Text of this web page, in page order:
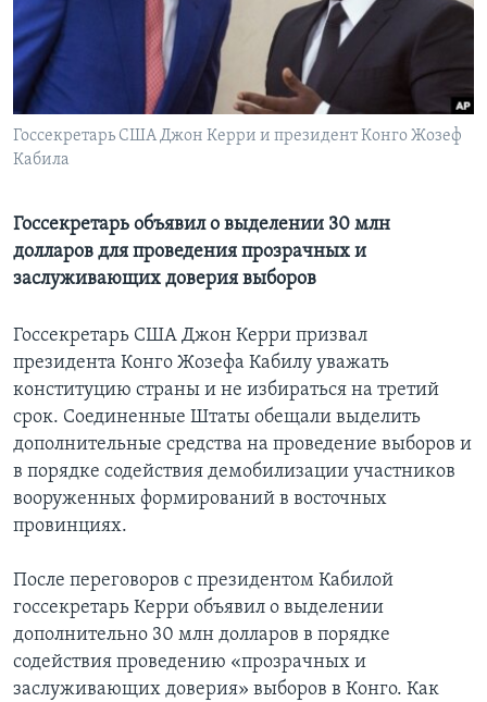
Learning English
СОЦИАЛЬНЫЕ СЕТИ
Госсекретарь США Джон Керри и президент Конго Жозеф
Кабила
Госсекретарь объявил о выделении 30 млн
долларов для проведения прозрачных и
заслуживающих доверия выборов
Госсекретарь США Джон Керри призвал
президента Конго Жозефа Кабилу уважать
конституцию страны и не избираться на третий
срок. Соединенные Штаты обещали выделить
дополнительные средства на проведение выборов и
в порядке содействия демобилизации участников
вооруженных формирований в восточных
провинциях.
После переговоров с президентом Кабилой
госсекретарь Керри объявил о выделении
дополнительно 30 млн долларов в порядке
содействия проведению «прозрачных и
заслуживающих доверия» выборов в Конго. Как